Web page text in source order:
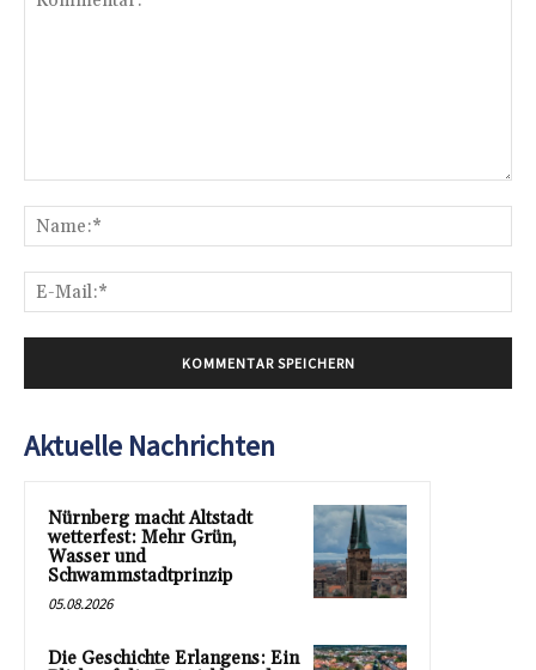
Aktuelle Nachrichten
Nürnberg macht Altstadt
wetterfest: Mehr Grün,
Wasser und
Schwammstadtprinzip
05.08.2026
Die Geschichte Erlangens: Ein